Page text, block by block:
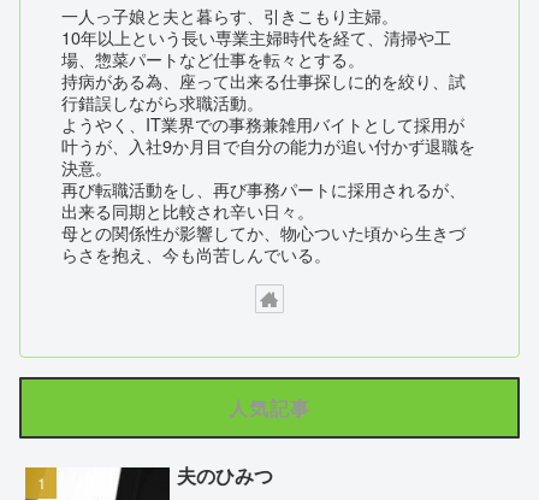
一人っ子娘と夫と暮らす、引きこもり主婦。
10年以上という長い専業主婦時代を経て、清掃や工
場、惣菜パートなど仕事を転々とする。
持病がある為、座って出来る仕事探しに的を絞り、試
行錯誤しながら求職活動。
ようやく、IT業界での事務兼雑用バイトとして採用が
叶うが、入社9か月目で自分の能力が追い付かず退職を
決意。
再び転職活動をし、再び事務パートに採用されるが、
出来る同期と比較され辛い日々。
母との関係性が影響してか、物心ついた頃から生きづ
らさを抱え、今も尚苦しんでいる。
人気記事
夫のひみつ